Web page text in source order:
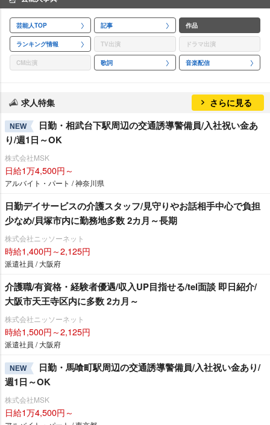
芸能人TOP 記事 作品
ランキング情報 TV出演 ドラマ出演
CM出演 歌詞 音楽配信
求人特集 さらに見る
NEW
日勤・相武台下駅周辺の交通誘導警備員/入社祝い金あ
り/週1日～OK
株式会社MSK
日給1万4,500円～
アルバイト・パート / 神奈川県
日勤デイサービスの介護スタッフ/見守りやお話相手中心で負担
少なめ/貝塚市内に勤務地多数 2カ月～長期
株式会社ニッソーネット
時給1,400円～2,125円
派遣社員 / 大阪府
介護職/有資格・経験者優遇/収入UP目指せる/tel面談 即日紹介/
大阪市天王寺区内に多数 2カ月～
株式会社ニッソーネット
時給1,500円～2,125円
派遣社員 / 大阪府
NEW
日勤・馬喰町駅周辺の交通誘導警備員/入社祝い金あり/
週1日～OK
株式会社MSK
日給1万4,500円～